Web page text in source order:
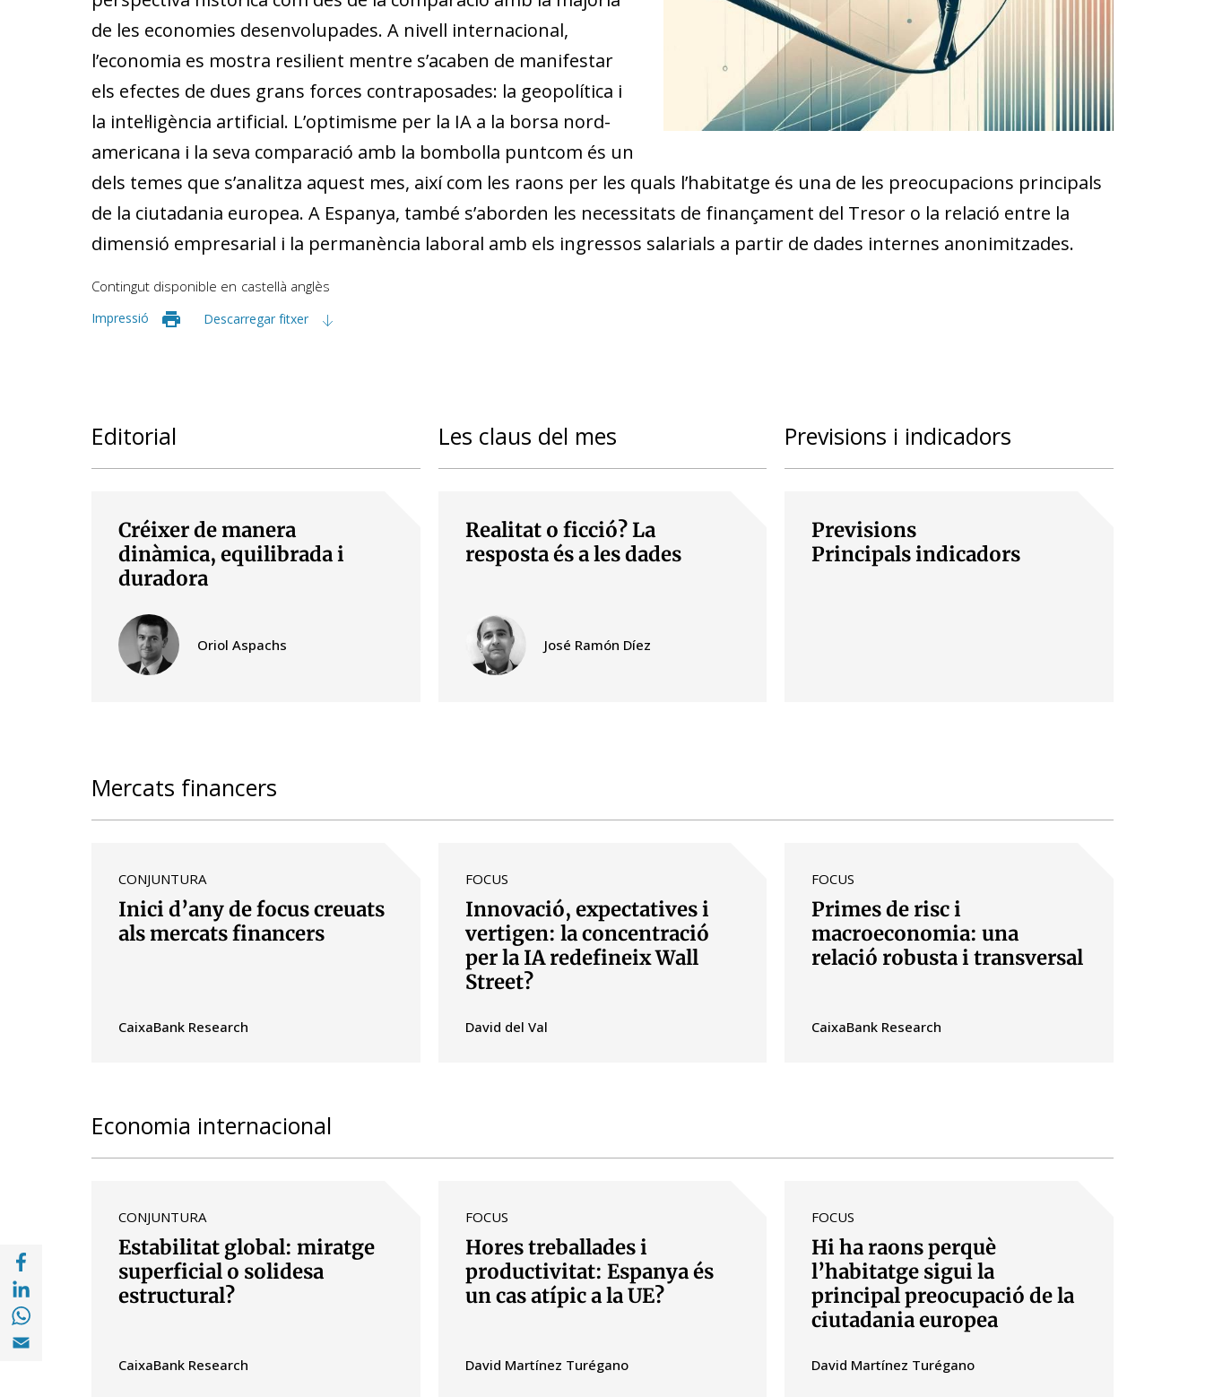
de les economies desenvolupades. A nivell internacional,
l’economia es mostra resilient mentre s’acaben de manifestar
els efectes de dues grans forces contraposades: la geopolítica i
la intel·ligència artificial. L’optimisme per la IA a la borsa nord-
americana i la seva comparació amb la bombolla puntcom és un
dels temes que s’analitza aquest mes, així com les raons per les quals l’habitatge és una de les preocupacions principals
de la ciutadania europea. A Espanya, també s’aborden les necessitats de finançament del Tresor o la relació entre la
dimensió empresarial i la permanència laboral amb els ingressos salarials a partir de dades internes anonimitzades.
Contingut disponible en castellà anglès
Impressió Descarregar fitxer
Compartir a Facebook (opens in a new window)
Compartir a with Linkedin (opens in a new window)
Compartir a with Whatsapp (opens in a new window)
Editorial
Créixer de manera
dinàmica, equilibrada i
duradora
Oriol Aspachs
Les claus del mes
Realitat o ficció? La
resposta és a les dades
José Ramón Díez
Previsions i indicadors
Previsions
Principals indicadors
Mercats financers
CONJUNTURA
Inici d’any de focus creuats
als mercats financers
CaixaBank Research
FOCUS
Innovació, expectatives i
vertigen: la concentració
per la IA redefineix Wall
Street?
David del Val
FOCUS
Primes de risc i
macroeconomia: una
relació robusta i transversal
CaixaBank Research
Economia internacional
CONJUNTURA
Estabilitat global: miratge
superficial o solidesa
estructural?
CaixaBank Research
FOCUS
Hores treballades i
productivitat: Espanya és
un cas atípic a la UE?
David Martínez Turégano
FOCUS
Hi ha raons perquè
l’habitatge sigui la
principal preocupació de la
ciutadania europea
David Martínez Turégano